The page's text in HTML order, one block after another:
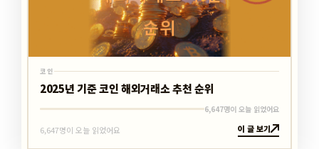
코인
2025년 기준 코인 해외거래소 추천 순위
6,647명이 오늘 읽었어요
6,647명이 오늘 읽었어요 이 글 보기